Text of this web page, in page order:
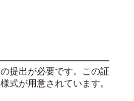
提出が必要です。この証
式が用意されています。